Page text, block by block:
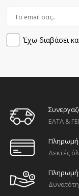
Έχω διαβάσει
ΕΛΤΑ &
Δεκτές
Πληρωμή